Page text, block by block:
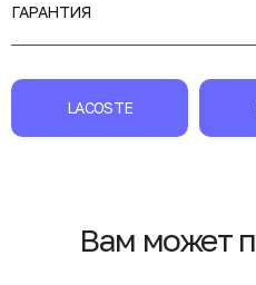
ГАРАНТИЯ
LACOSTE
Вам может